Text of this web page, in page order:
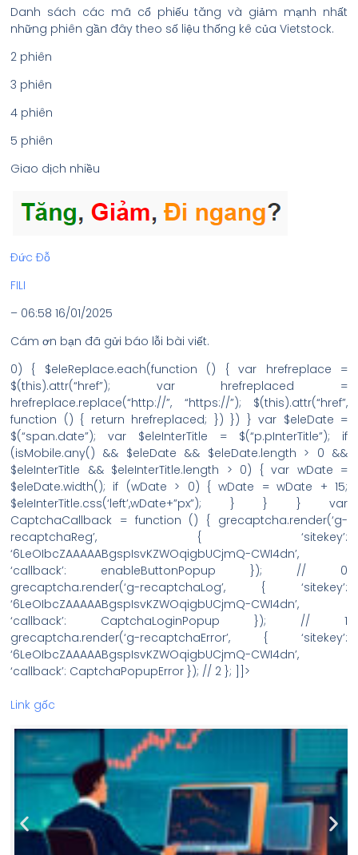
Danh sách các mã cổ phiếu tăng và giảm mạnh nhất
những phiên gần đây theo số liệu thống kê của Vietstock.
2 phiên
3 phiên
4 phiên
5 phiên
Giao dịch nhiều
Đức Đỗ
FILI
– 06:58 16/01/2025
Cám ơn bạn đã gửi báo lỗi bài viết.
0) { $eleReplace.each(function () { var hrefreplace =
$(this).attr(“href”); var hrefreplaced =
hrefreplace.replace(“http://”, “https://”); $(this).attr(“href”,
function () { return hrefreplaced; }) }) } var $eleDate =
$(“span.date”); var $eleInterTitle = $(“p.pInterTitle”); if
(isMobile.any() && $eleDate && $eleDate.length > 0 &&
$eleInterTitle && $eleInterTitle.length > 0) { var wDate =
$eleDate.width(); if (wDate > 0) { wDate = wDate + 15;
$eleInterTitle.css(‘left’,wDate+”px”); } } } var
CaptchaCallback = function () { grecaptcha.render(‘g-
recaptchaReg’, { ‘sitekey’:
‘6LeOIbcZAAAAABgspIsvKZWOqigbUCjmQ-CWI4dn’,
‘callback’: enableButtonPopup }); // 0
grecaptcha.render(‘g-recaptchaLog’, { ‘sitekey’:
‘6LeOIbcZAAAAABgspIsvKZWOqigbUCjmQ-CWI4dn’,
‘callback’: CaptchaLoginPopup }); // 1
grecaptcha.render(‘g-recaptchaError’, { ‘sitekey’:
‘6LeOIbcZAAAAABgspIsvKZWOqigbUCjmQ-CWI4dn’,
‘callback’: CaptchaPopupError }); // 2 }; ]]>
Link gốc